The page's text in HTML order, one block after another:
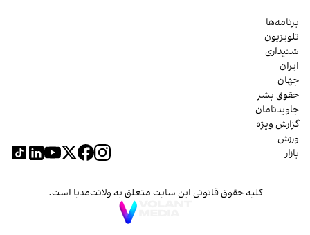
برنامه‌ها
تلویزیون
شنیداری
ایران
جهان
حقوق بشر
جاویدنامان
گزارش ویژه
ورزش
بازار
کلیه حقوق قانونی این سایت متعلق به ولانت‌مدیا است.